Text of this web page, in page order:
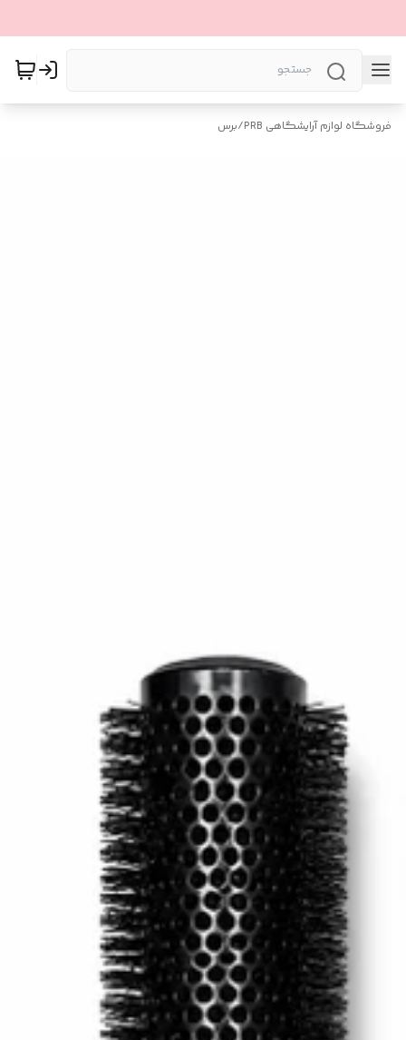
فروشگاه لوازم آرایشگاهی PRB /برس